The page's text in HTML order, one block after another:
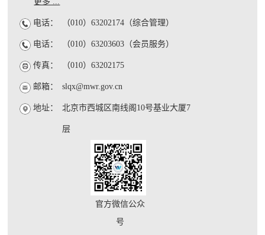
电话： （010）63202174（综合管理）
电话： （010）63203603（会员服务）
传真： （010）63202175
邮箱： slqx@mwr.gov.cn
地址： 北京市西城区南线阁10号基业大厦7
层
官方微信公众
号